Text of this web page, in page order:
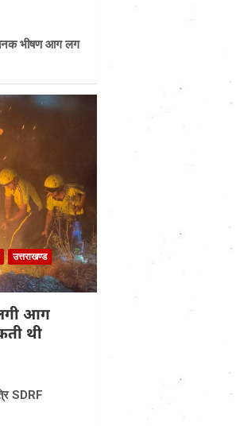
भीषण आग लग
उत्तराखण्ड
आग
थी
SDRF